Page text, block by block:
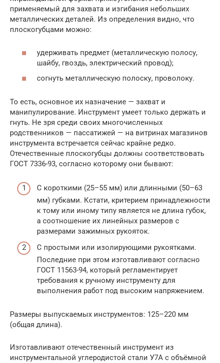
применяемый для захвата и изгибания небольших
металлических деталей. Из определения видно, что
плоскогубцами можно:
удерживать предмет (металлическую полосу,
шайбу, гвоздь, электрический провод);
согнуть металлическую полоску, проволоку.
То есть, основное их назначение — захват и
манипулирование. Инструмент умеет только держать и
гнуть. Не зря среди своих многочисленных
родственников — пассатижей — на витринах магазинов
инструмента встречается сейчас крайне редко.
Отечественные плоскогубцы должны соответствовать
ГОСТ 7336-93, согласно которому они бывают:
С короткими (25–55 мм) или длинными (50–63
мм) губками. Кстати, критерием принадлежности
к тому или иному типу является не длина губок,
а соотношение их линейных размеров с
размерами зажимных рукояток.
С простыми или изолирующими рукоятками.
Последние при этом изготавливают согласно
ГОСТ 11563-94, который регламентирует
требования к ручному инструменту для
выполнения работ под высоким напряжением.
Размеры выпускаемых инструментов: 125–220 мм
(общая длина).
Изготавливают отечественный инструмент из
инструментальной углеродистой стали У7А с объёмной